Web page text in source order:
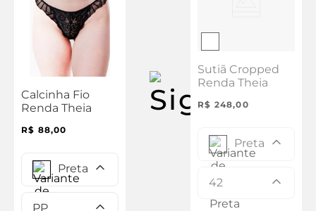
Calcinha Fio
Renda Theia
R$ 88,00
Preta
PP
Sutiã Cropped
Renda Theia
R$ 248,00
Preta
42